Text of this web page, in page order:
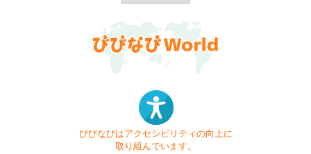
びびなびはアクセシビリティの向上に
取り組んでいます。